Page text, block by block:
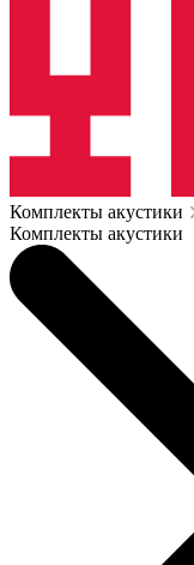
Комплекты акустики
Комплекты акустики